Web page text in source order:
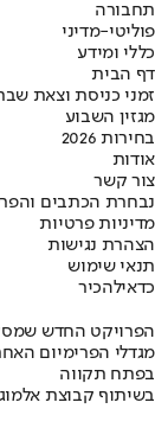
תחבורה
פוליטי-מדיני
כללי ומידע
דף הבית
זמני כניסת וצאת
מגזין השבוע
בחירות 2026
אודות
צור קשר
נבחרת הכתבים
מדיניות פרטיות
הצהרת נגישות
תנאי שימוש
כדאילהכיר
הפרויקט החדש
בפתח תקווה
בשיתוף קבוצת אלמוג